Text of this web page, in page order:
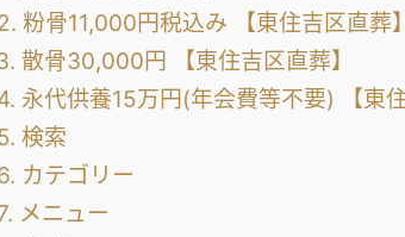
粉骨11,000円税込み 【東住吉区直葬】
散骨30,000円 【東住吉区直葬】
永代供養15万円(年会費等不要) 【東
検索
カテゴリー
メニュー